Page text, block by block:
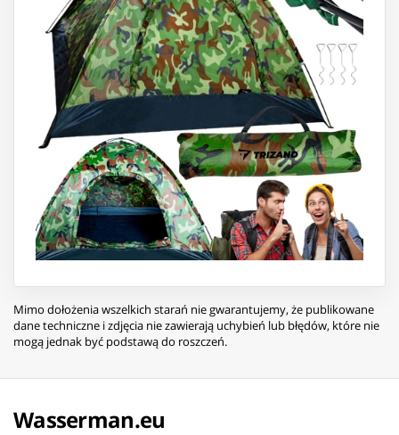
Mimo dołożenia wszelkich starań nie gwarantujemy, że publikowane
dane techniczne i zdjęcia nie zawierają uchybień lub błędów, które nie
mogą jednak być podstawą do roszczeń.
Wasserman.eu